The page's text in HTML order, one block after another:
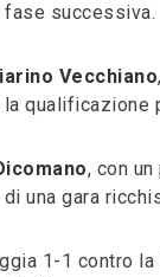
successiva.
Vecchiano
qualificazione
, con
una gara
1-1 contro la